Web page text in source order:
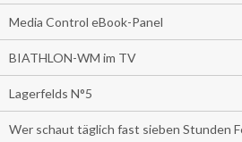
Media Control eBook-Panel
BIATHLON-WM im TV
Lagerfelds N°5
Wer schaut täglich fast sieben Stunden